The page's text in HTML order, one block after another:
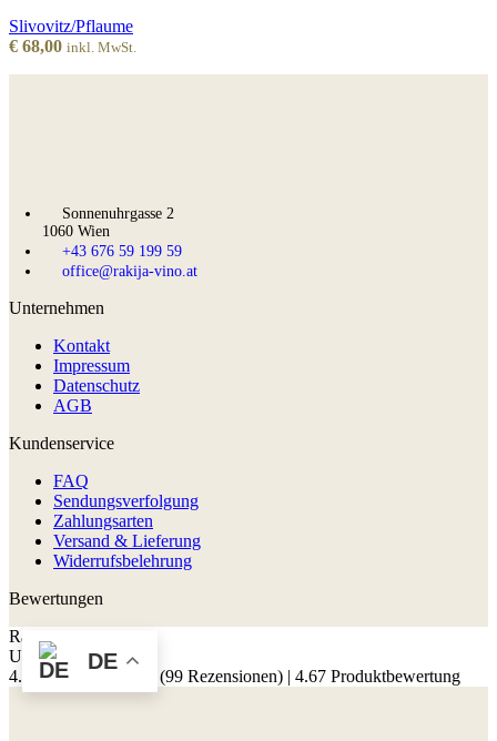
Slivovitz/Pflaume
€ 68,00 inkl. MwSt.
Sonnenuhrgasse 2
1060 Wien
+43 676 59 199 59
office@rakija-vino.at
Unternehmen
Kontakt
Impressum
Datenschutz
AGB
Kundenservice
FAQ
Sendungsverfolgung
Zahlungsarten
Versand & Lieferung
Widerrufsbelehrung
Bewertungen
Rakija & Vino
Unabhängig geprüft
4.79 Shopbewertung
(99 Rezensionen) | 4.67 Produktbewertung
DE